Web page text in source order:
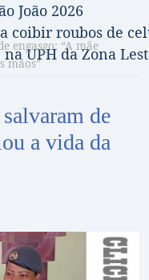
João 2026
coibir roubos de
UPH da Zona
engasgo: “A mãe
mãos”
de
a vida da